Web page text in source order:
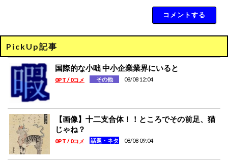
PickUp記事
国際的な小咄 中小企業業界にいると
0PT / 0コメ その他 08/08 12:04
【画像】十二支合体！！ところでその前足、猫
じゃね？
0PT / 0コメ 話題・ネタ 08/08 09:04